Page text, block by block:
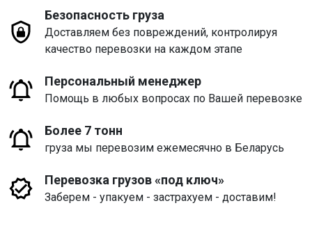
Безопасность груза
Доставляем без повреждений, контролируя
качество перевозки на каждом этапе
Персональный менеджер
Помощь в любых вопросах по Вашей перевозке
Более 7 тонн
груза мы перевозим ежемесячно в Беларусь
Перевозка грузов «под ключ»
Заберем - упакуем - застрахуем - доставим!